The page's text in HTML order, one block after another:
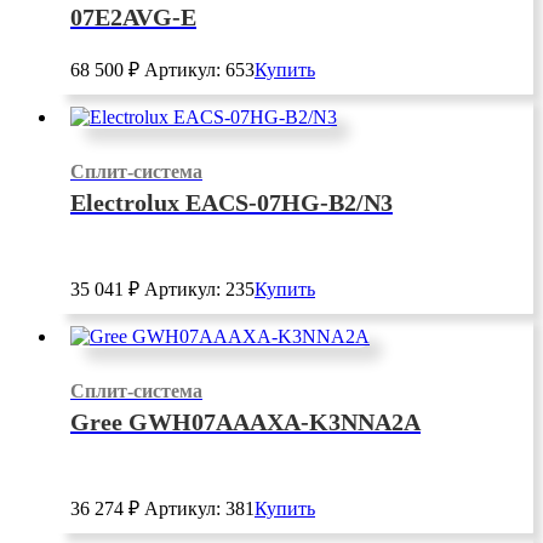
07E2AVG-E
68 500 ₽ Артикул: 653Купить
Сплит-система
Electrolux EACS-07HG-B2/N3
35 041 ₽ Артикул: 235Купить
Сплит-система
Gree GWH07AAAXA-K3NNA2A
36 274 ₽ Артикул: 381Купить